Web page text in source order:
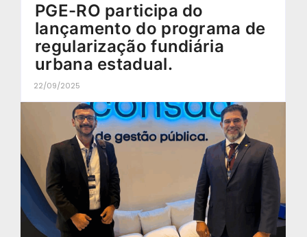
PGE-RO participa do
lançamento do programa de
regularização fundiária
urbana estadual.
22/09/2025